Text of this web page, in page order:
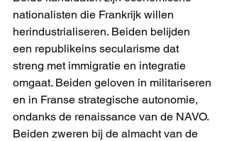
nationalisten die Frankrijk willen
herindustrialiseren. Beiden belijden
een republikeins secularisme dat
streng met immigratie en integratie
omgaat. Beiden geloven in militariseren
en in Franse strategische autonomie,
ondanks de renaissance van de NAVO.
Beiden zweren bij de almacht van de